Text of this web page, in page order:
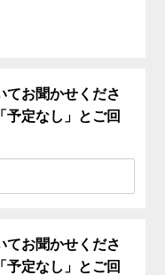
てお聞かせくださ
予定なし」とご回
てお聞かせくださ
予定なし」とご回